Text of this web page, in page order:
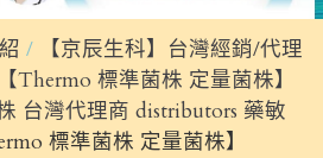
【京辰生科】台灣經銷/代理
Thermo 標準菌株 定量菌株】
台灣代理商 distributors 藥敏
標準菌株 定量菌株】